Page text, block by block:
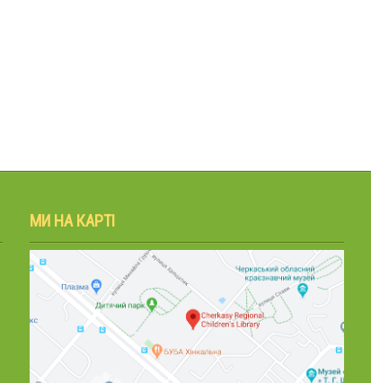
МИ НА КАРТІ